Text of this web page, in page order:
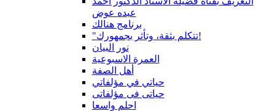
عبده عوض
برنامج هنالك
"تتكلم بثقة، وتأثر بجمهورك!
نور البيان
العمرة الاسبوعية
أهل الصفة
حياتي في مؤلفاتي
حياتى فى مؤلفاتى
احلم واسعا